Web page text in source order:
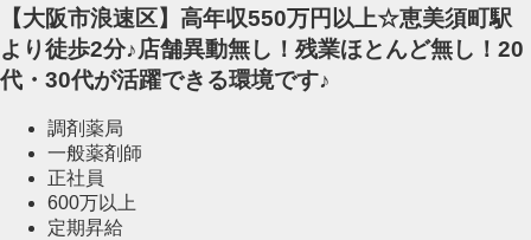
【大阪市浪速区】高年収550万円以上☆恵美須町駅
より徒歩2分♪店舗異動無し！残業ほとんど無し！20
代・30代が活躍できる環境です♪
調剤薬局
一般薬剤師
正社員
600万以上
定期昇給